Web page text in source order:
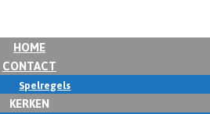
HOME
CONTACT
Spelregels
KERKEN